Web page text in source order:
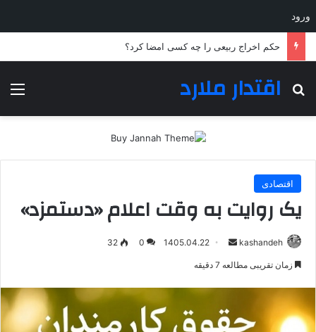
ورود
اقتدار ملارد
جستجو برای
اقتصادی
یک روایت به وقت اعلام «دستمزد»
kashandeh
ارسال1405.04.22
0
32
زمان تقریبی مطالعه 7 دقیقه